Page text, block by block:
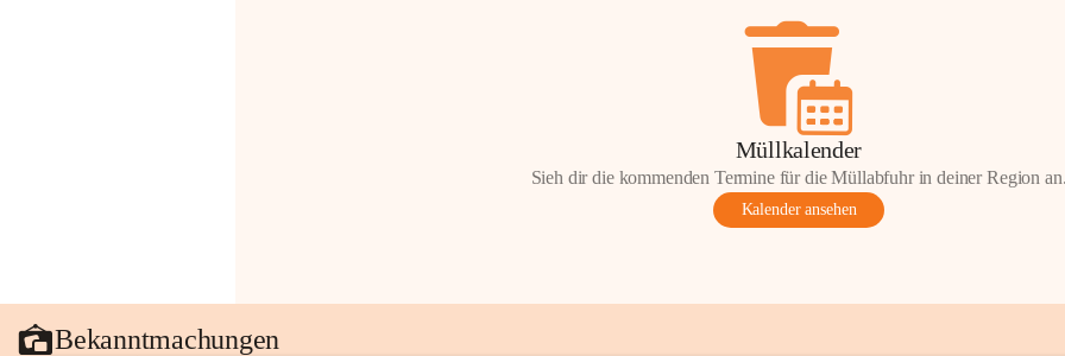
Müllkalender
Sieh dir die kommenden Termine für die Müllabfuhr in deiner Region
Kalender ansehen
Bekanntmachungen